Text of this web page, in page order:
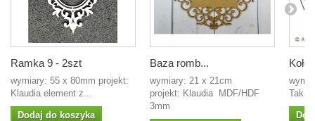
Ramka 9 - 2szt
wymiary: 55 x 80mm projekt:
Klaudia element z...
Dodaj do koszyka
Baza romb...
wymiary: 21 x 21cm
projekt: Klaudia MDF/HDF
3mm
Koło